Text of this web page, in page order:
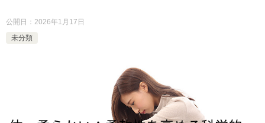
公開日： 2026年1月17日
未分類